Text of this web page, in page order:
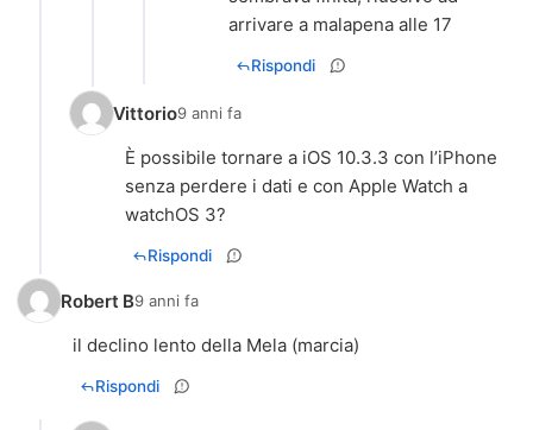
arrivare a malapena alle 17
Rispondi
Vittorio9 anni fa
È possibile tornare a iOS 10.3.3 con l’iPhone
senza perdere i dati e con Apple Watch a
watchOS 3?
Rispondi
Robert B9 anni fa
il declino lento della Mela (marcia)
Rispondi